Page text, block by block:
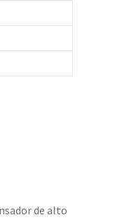
de alto